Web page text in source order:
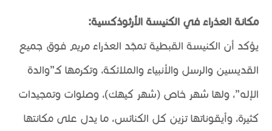
مكانة العذراء في الكنيسة الأرثوذكسية:
يؤكد أن الكنيسة القبطية تمجّد العذراء مريم فوق جميع
القديسين والرسل والأنبياء والملائكة، وتكرمها كـ”والدة
الإله”، ولها شهر خاص (شهر كيهك)، وصلوات وتمجيدات
كثيرة، وأيقوناتها تزين كل الكنائس، ما يدل على مكانتها